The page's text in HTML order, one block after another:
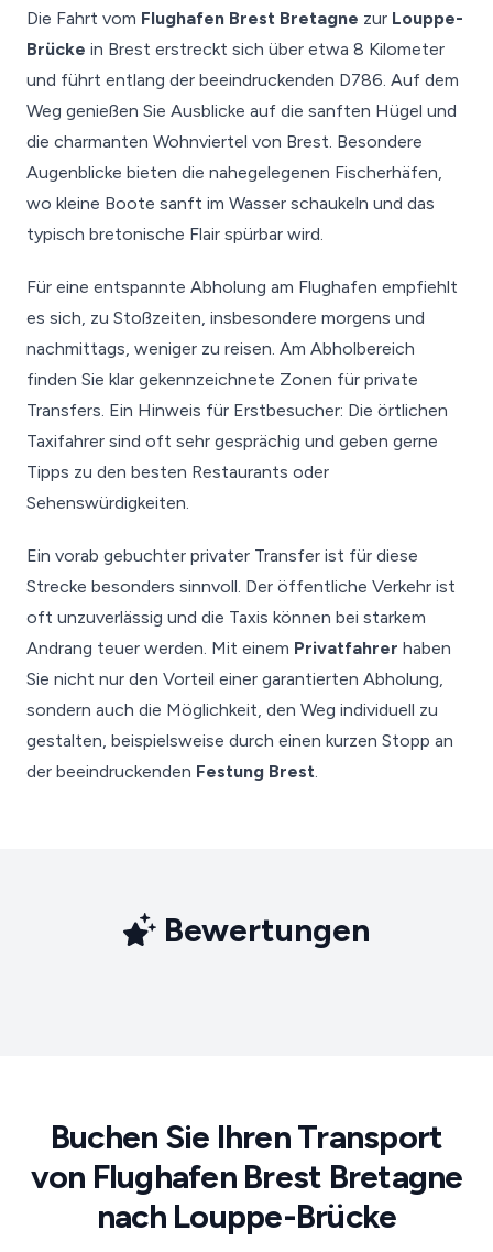
Die Fahrt vom Flughafen Brest Bretagne zur Louppe-
Brücke in Brest erstreckt sich über etwa 8 Kilometer
und führt entlang der beeindruckenden D786. Auf dem
Weg genießen Sie Ausblicke auf die sanften Hügel und
die charmanten Wohnviertel von Brest. Besondere
Augenblicke bieten die nahegelegenen Fischerhäfen,
wo kleine Boote sanft im Wasser schaukeln und das
typisch bretonische Flair spürbar wird.
Für eine entspannte Abholung am Flughafen empfiehlt
es sich, zu Stoßzeiten, insbesondere morgens und
nachmittags, weniger zu reisen. Am Abholbereich
finden Sie klar gekennzeichnete Zonen für private
Transfers. Ein Hinweis für Erstbesucher: Die örtlichen
Taxifahrer sind oft sehr gesprächig und geben gerne
Tipps zu den besten Restaurants oder
Sehenswürdigkeiten.
Ein vorab gebuchter privater Transfer ist für diese
Strecke besonders sinnvoll. Der öffentliche Verkehr ist
oft unzuverlässig und die Taxis können bei starkem
Andrang teuer werden. Mit einem Privatfahrer haben
Sie nicht nur den Vorteil einer garantierten Abholung,
sondern auch die Möglichkeit, den Weg individuell zu
gestalten, beispielsweise durch einen kurzen Stopp an
der beeindruckenden Festung Brest.
Bewertungen
Buchen Sie Ihren Transport
von Flughafen Brest Bretagne
nach Louppe-Brücke